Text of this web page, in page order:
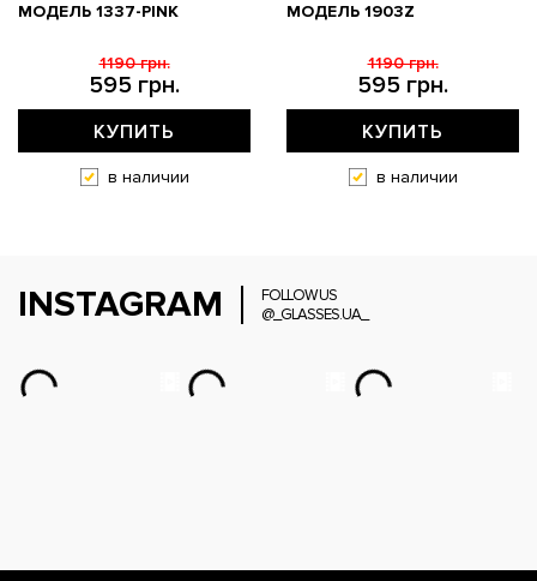
МОДЕЛЬ 1337-PINK
595 грн.
1190 грн.
КУПИТЬ
в наличии
МОДЕЛЬ 1903Z
595 грн.
1190 грн.
КУПИТЬ
в наличии
INSTAGRAM
FOLLOW US
@_GLASSES.UA_